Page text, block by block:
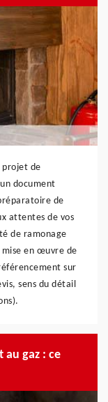
projet de
document
de
attentes de vos
de ramonage
en œuvre de
sur
sens du détail
au gaz : ce